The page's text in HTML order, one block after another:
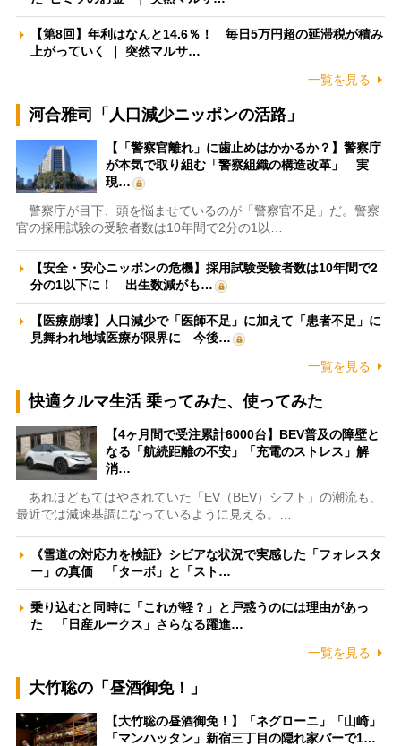
【第8回】年利はなんと14.6％！ 毎日5万円超の延滞税が積み
上がっていく ｜ 突然マルサ…
一覧を見る
河合雅司「人口減少ニッポンの活路」
【「警察官離れ」に歯止めはかかるか？】警察庁
が本気で取り組む「警察組織の構造改革」 実
現…
警察庁が目下、頭を悩ませているのが「警察官不足」だ。警察
官の採用試験の受験者数は10年間で2分の1以…
【安全・安心ニッポンの危機】採用試験受験者数は10年間で2
分の1以下に！ 出生数減がも…
【医療崩壊】人口減少で「医師不足」に加えて「患者不足」に
見舞われ地域医療が限界に 今後…
一覧を見る
快適クルマ生活 乗ってみた、使ってみた
【4ヶ月間で受注累計6000台】BEV普及の障壁と
なる「航続距離の不安」「充電のストレス」解
消…
あれほどもてはやされていた「EV（BEV）シフト」の潮流も、
最近では減速基調になっているように見える。…
《雪道の対応力を検証》シビアな状況で実感した「フォレスタ
ー」の真価 「ターボ」と「スト…
乗り込むと同時に「これが軽？」と戸惑うのには理由があっ
た 「日産ルークス」さらなる躍進…
一覧を見る
大竹聡の「昼酒御免！」
【大竹聡の昼酒御免！】「ネグローニ」「山崎」
「マンハッタン」新宿三丁目の隠れ家バーで1…